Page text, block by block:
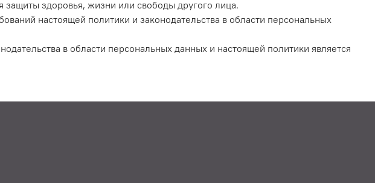
здоровья, жизни или свободы другого лица.
настоящей политики и законодательства в области персональных
в области персональных данных и настоящей политики является